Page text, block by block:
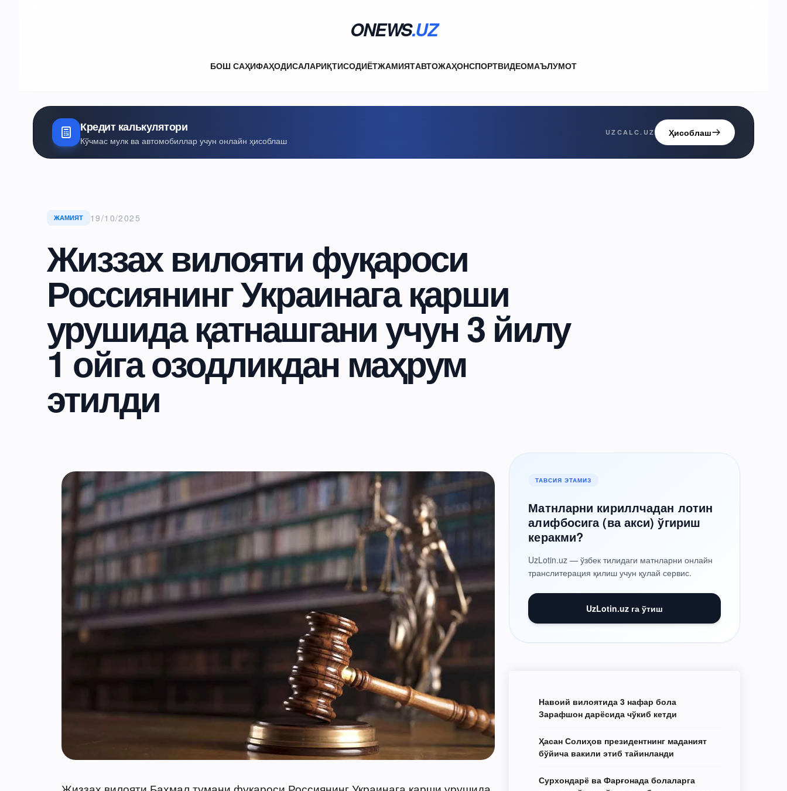
ONEWS.UZ
БОШ САҲИФАҲОДИСАЛАРИҚТИСОДИЁТЖАМИЯТАВТОЖАҲОНСПОРТВИДЕОМАЪЛУМОТ
Кредит калькулятори
Кўчмас мулк ва автомобиллар учун онлайн ҳисоблаш
UZCALC.UZ Ҳисоблаш
ЖАМИЯТ 19/10/2025
Жиззах вилояти фуқароси
Россиянинг Украинага қарши
урушида қатнашгани учун 3 йилу
1 ойга озодликдан маҳрум
этилди
ТАВСИЯ ЭТАМИЗ
Матнларни кириллчадан лотин
алифбосига (ва акси) ўгириш
керакми?
UzLotin.uz — ўзбек тилидаги матнларни онлайн
транслитерация қилиш учун қулай сервис.
UzLotin.uz га ўтиш
Навоий вилоятида 3 нафар бола
Зарафшон дарёсида чўкиб кетди
Ҳасан Солиҳов президентнинг маданият
бўйича вакили этиб тайинланди
Сурхондарё ва Фарғонада болаларга